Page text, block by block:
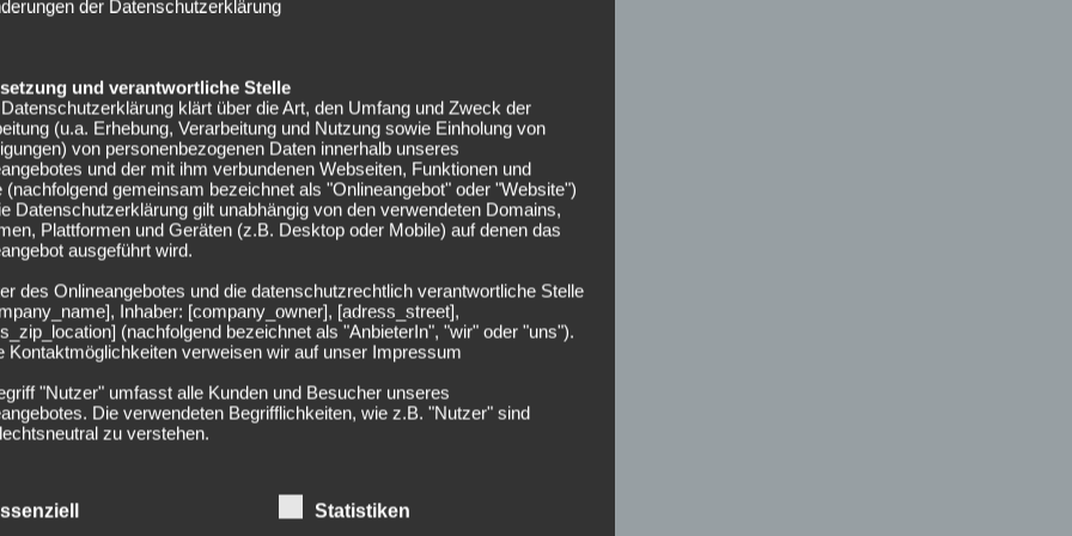
Kategorie „machbar“…
Wettbewerb übergreifend) fehlte RBS gegen Brest
vom FC Liverpool verpflichtete: Bobby Clark. Der
zahlte, ist sowohl in derAdmiral Bundesligaals auch
Prag 2 seiner 5 höchsten Champions-League-Pleiten
die Salzburger zuvor nur gegen den FC Bayern München
verloren.
2022) mit 1:7 und beim AC Milan (0:4, Gruppenphase
Lissabon wartet RB Salzburg in der Champions
Dynamo Kiew und Twente Enschede nicht mitgerechnet.
der Datenschutzerklärung
und verantwortliche Stelle
klärt über die Art, den Umfang und Zweck der
(u.a. Erhebung, Verarbeitung und Nutzung sowie Einholung von
von personenbezogenen Daten innerhalb unseres
und der mit ihm verbundenen Webseiten, Funktionen und
(nachfolgend gemeinsam bezeichnet als "Onlineangebot" oder "Website")
Datenschutzerklärung gilt unabhängig von den verwendeten Domains,
Plattformen und Geräten (z.B. Desktop oder Mobile) auf denen das
ausgeführt wird.
des Onlineangebotes und die datenschutzrechtlich verantwortliche Stelle
Inhaber: [company_owner], [adress_street],
(nachfolgend bezeichnet als "AnbieterIn", "wir" oder "uns").
Kontaktmöglichkeiten verweisen wir auf unser Impressum
"Nutzer" umfasst alle Kunden und Besucher unseres
Die verwendeten Begrifflichkeiten, wie z.B. "Nutzer" sind
zu verstehen.
personenbezogene Daten der Nutzer nur unter Einhaltung der
Datenschutzbestimmungen entsprechend den Geboten der
Statistiken